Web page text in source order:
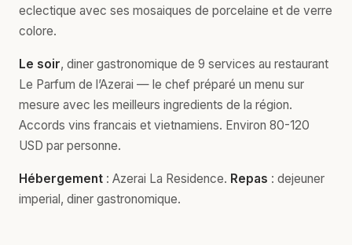
eclectique avec ses mosaiques de porcelaine et de verre
colore.
Le soir, diner gastronomique de 9 services au restaurant
Le Parfum de l’Azerai — le chef préparé un menu sur
mesure avec les meilleurs ingredients de la région.
Accords vins francais et vietnamiens. Environ 80-120
USD par personne.
Hébergement : Azerai La Residence. Repas : dejeuner
imperial, diner gastronomique.